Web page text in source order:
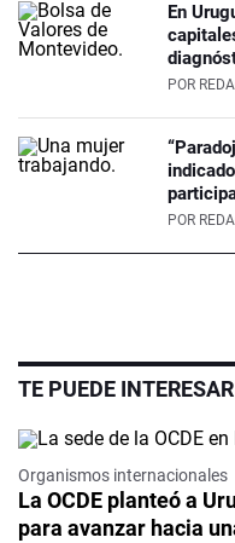
En
POR
POR
TE PUEDE INTERESAR
Organismos internacionales
La OCDE planteó a
para avanzar hacia